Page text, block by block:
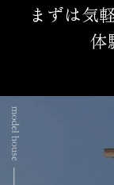
まずは気
体